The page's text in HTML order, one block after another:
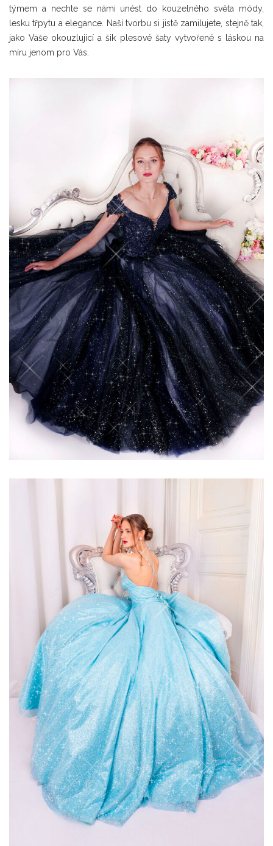
týmem a nechte se námi unést do kouzelného světa módy,
lesku třpytu a elegance. Naší tvorbu si jistě zamilujete, stejně tak,
jako Vaše okouzlující a šik plesové šaty vytvořené s láskou na
míru jenom pro Vás.